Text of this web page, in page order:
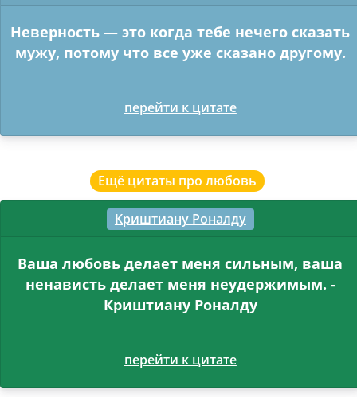
Неверность — это когда тебе нечего сказать
мужу, потому что все уже сказано другому.
перейти к цитате
Ещё цитаты про любовь
Криштиану Роналду
Ваша любовь делает меня сильным, ваша
ненависть делает меня неудержимым. -
Криштиану Роналду
перейти к цитате